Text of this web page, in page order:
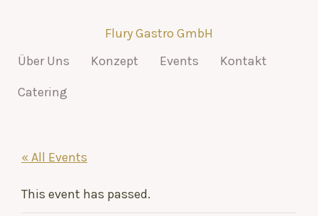
Flury Gastro GmbH
Über Uns
Konzept Events
Kontakt
Catering
« All Events
This event has passed.